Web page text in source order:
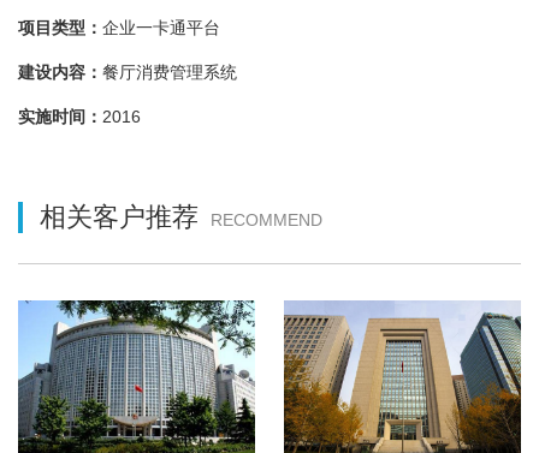
项目类型： 企业一卡通平台
建设内容： 餐厅消费管理系统
实施时间： 2016
相关客户推荐 RECOMMEND